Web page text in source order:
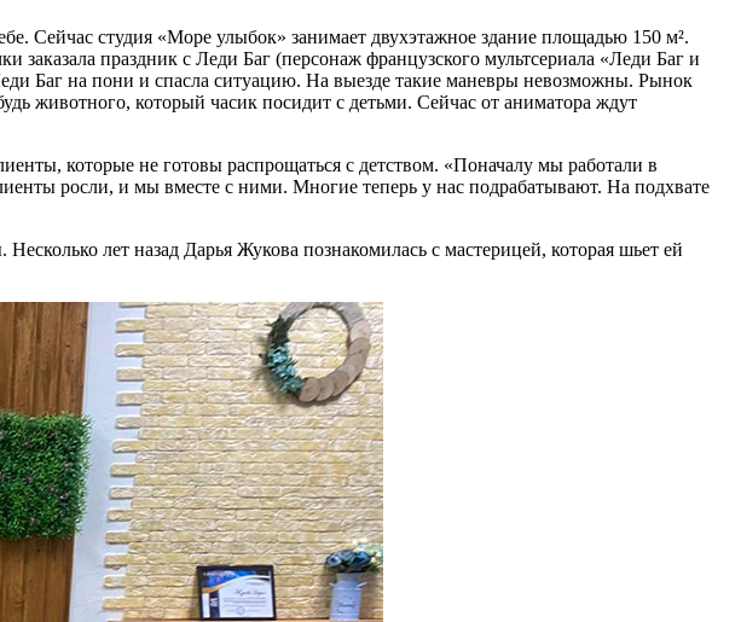
Сейчас студия «Море улыбок» занимает двухэтажное здание площадью 150 м².
праздник с Леди Баг (персонаж французского мультсериала «Леди Баг и
Баг на пони и спасла ситуацию. На выезде такие маневры невозможны. Рынок
животного, который часик посидит с детьми. Сейчас от аниматора ждут
которые не готовы распрощаться с детством. «Поначалу мы работали в
росли, и мы вместе с ними. Многие теперь у нас подрабатывают. На подхвате
лет назад Дарья Жукова познакомилась с мастерицей, которая шьет ей